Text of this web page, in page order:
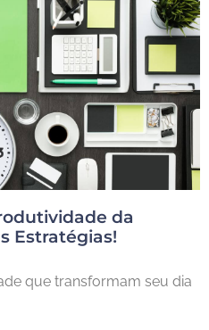
da
Estratégias!
que transformam seu dia